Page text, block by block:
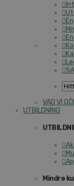
VAD VI
UTBILDNING
Mindre